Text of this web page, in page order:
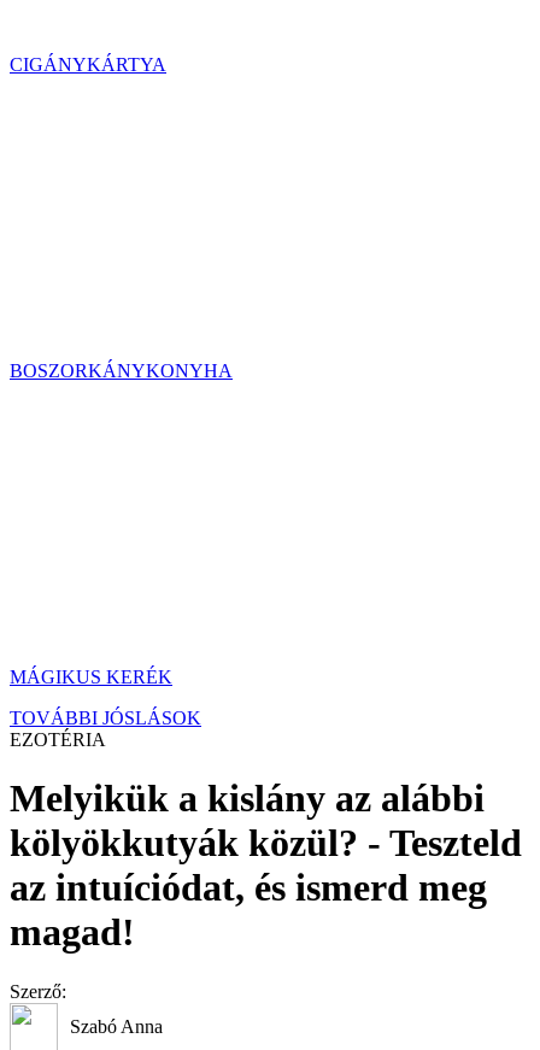
CIGÁNYKÁRTYA
BOSZORKÁNYKONYHA
MÁGIKUS KERÉK
TOVÁBBI JÓSLÁSOK
EZOTÉRIA
Melyikük a kislány az alábbi
kölyökkutyák közül? - Teszteld
az intuíciódat, és ismerd meg
magad!
Szerző:
Szabó Anna